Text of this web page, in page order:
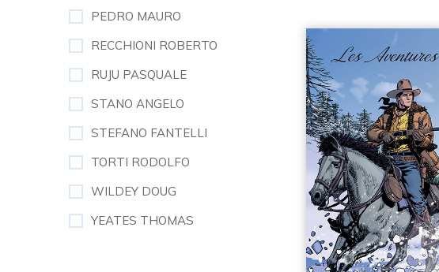
PEDRO MAURO
RECCHIONI ROBERTO
RUJU PASQUALE
STANO ANGELO
STEFANO FANTELLI
TORTI RODOLFO
WILDEY DOUG
YEATES THOMAS